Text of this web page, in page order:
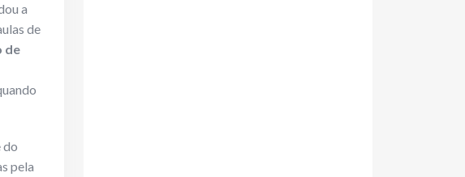
a
de
de
do
pela